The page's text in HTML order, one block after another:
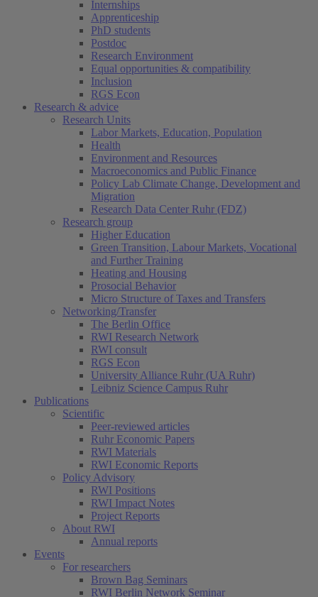
Internships
Apprenticeship
PhD students
Postdoc
Research Environment
Equal opportunities & compatibility
Inclusion
RGS Econ
Research & advice
Research Units
Labor Markets, Education, Population
Health
Environment and Resources
Macroeconomics and Public Finance
Policy Lab Climate Change, Development and
Migration
Research Data Center Ruhr (FDZ)
Research group
Higher Education
Green Transition, Labour Markets, Vocational
and Further Training
Heating and Housing
Prosocial Behavior
Micro Structure of Taxes and Transfers
Networking/Transfer
The Berlin Office
RWI Research Network
RWI consult
RGS Econ
University Alliance Ruhr (UA Ruhr)
Leibniz Science Campus Ruhr
Publications
Scientific
Peer-reviewed articles
Ruhr Economic Papers
RWI Materials
RWI Economic Reports
Policy Advisory
RWI Positions
RWI Impact Notes
Project Reports
About RWI
Annual reports
Events
For researchers
Brown Bag Seminars
RWI Berlin Network Seminar